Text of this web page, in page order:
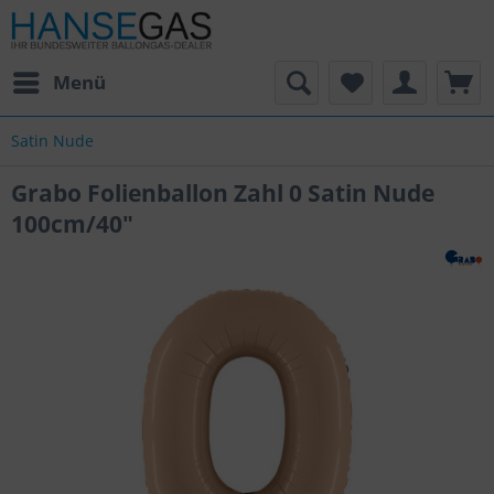
Menü
Satin Nude
Grabo Folienballon Zahl 0 Satin Nude
100cm/40"